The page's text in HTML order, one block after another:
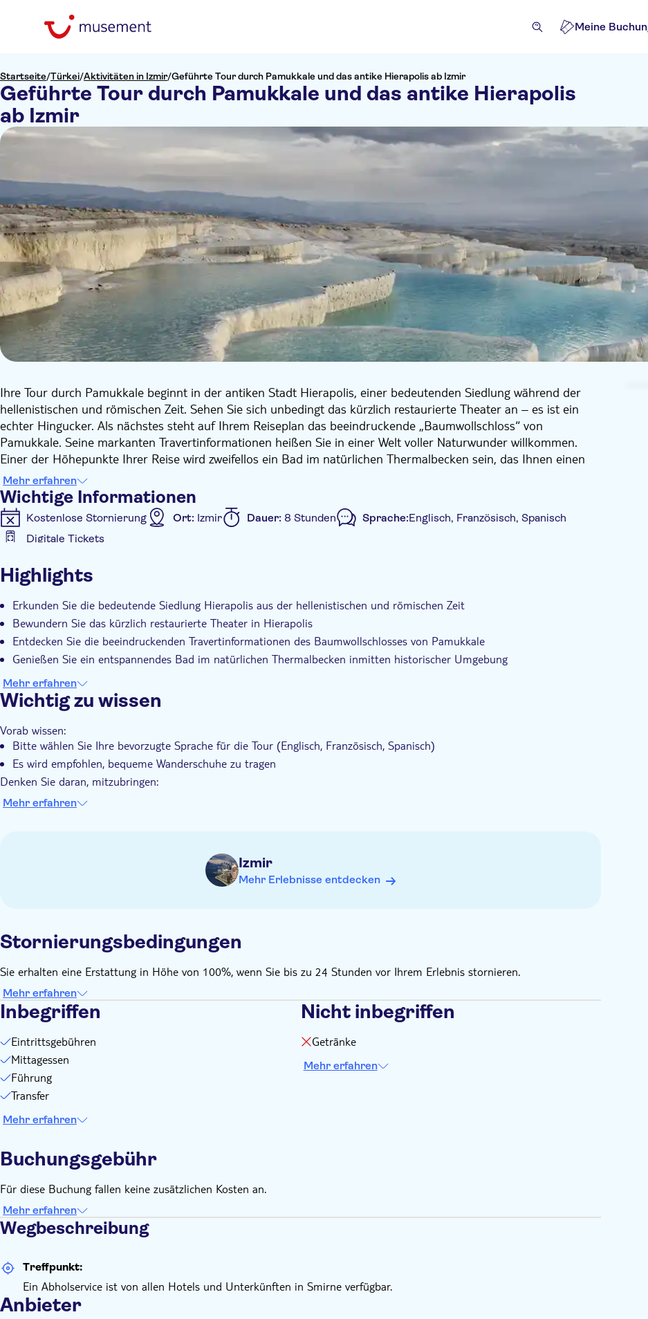
Meine
Startseite/Türkei/Aktivitäten in Izmir/Geführte Tour durch Pamukkale und das antike Hierapolis ab Izmir
Geführte Tour durch Pamukkale und das antike Hierapolis
ab Izmir
Ihre Tour durch Pamukkale beginnt in der antiken Stadt Hierapolis, einer bedeutenden Siedlung während der
hellenistischen und römischen Zeit. Sehen Sie sich unbedingt das kürzlich restaurierte Theater an – es ist ein
echter Hingucker. Als nächstes steht auf Ihrem Reiseplan das beeindruckende „Baumwollschloss“ von
Pamukkale. Seine markanten Travertinformationen heißen Sie in einer Welt voller Naturwunder willkommen.
Einer der Höhepunkte Ihrer Reise wird zweifellos ein Bad im natürlichen Thermalbecken sein, das Ihnen einen
Moment der Entspannung inmitten eines geschichtsträchtigen Tages bietet. Nach einem erlebnisreichen Tag in
Pamukkale besteht je nach den Vorlieben Ihrer Gruppe auch die Möglichkeit, Zentren zu besuchen, die auf
Schmuck, Lederwaren, Teppiche oder Keramik spezialisiert sind.
Mehr erfahren
Wichtige Informationen
Kostenlose Stornierung Ort: Izmir Dauer: 8 Stunden Sprache:Englisch, Französisch, Spanisch
Digitale Tickets
Sofortbestätigung
Digitale Buchungsbestätigung
Abholservice vom Hotel Inklusive Transfer
Highlights
Erkunden Sie die bedeutende Siedlung Hierapolis aus der hellenistischen und römischen Zeit
Bewundern Sie das kürzlich restaurierte Theater in Hierapolis
Entdecken Sie die beeindruckenden Travertinformationen des Baumwollschlosses von Pamukkale
Genießen Sie ein entspannendes Bad im natürlichen Thermalbecken inmitten historischer Umgebung
Mehr erfahren
Wichtig zu wissen
Vorab wissen:
Bitte wählen Sie Ihre bevorzugte Sprache für die Tour (Englisch, Französisch, Spanisch)
Es wird empfohlen, bequeme Wanderschuhe zu tragen
Denken Sie daran, mitzubringen:
An regnerischen Tagen einen Regenschirm und rutschfeste Schuhe
Mehr erfahren
Izmir
Mehr Erlebnisse entdecken
Stornierungsbedingungen
Sie erhalten eine Erstattung in Höhe von 100%, wenn Sie bis zu 24 Stunden vor Ihrem Erlebnis stornieren.
Mehr erfahren
Inbegriffen
Eintrittsgebühren
Mittagessen
Führung
Transfer
Mehr erfahren
Nicht inbegriffen
Getränke
Mehr erfahren
Buchungsgebühr
Für diese Buchung fallen keine zusätzlichen Kosten an.
Mehr erfahren
Wegbeschreibung
Treffpunkt:
Ein Abholservice ist von allen Hotels und Unterkünften in Smirne verfügbar.
Anbieter